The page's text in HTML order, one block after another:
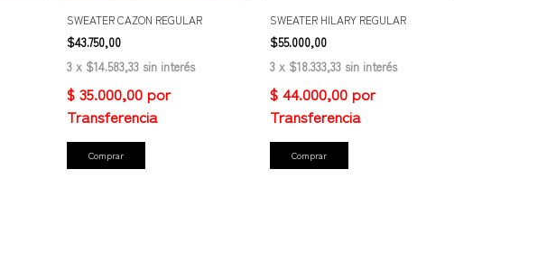
SWEATER CAZON REGULAR
$43.750,00
3 x $14.583,33 sin interés
Comprar
SWEATER HILARY REGULAR
$55.000,00
3 x $18.333,33 sin interés
Comprar